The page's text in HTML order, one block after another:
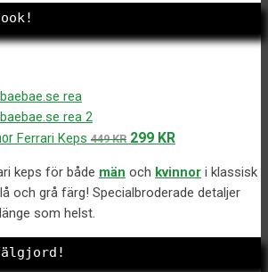
Ferrari Keps 449KR Det
priset
var:
299 KRDet
priset
är:
keps för både män och kvinnor i klassisk
och grå färg! Specialbroderade detaljer
som helst.